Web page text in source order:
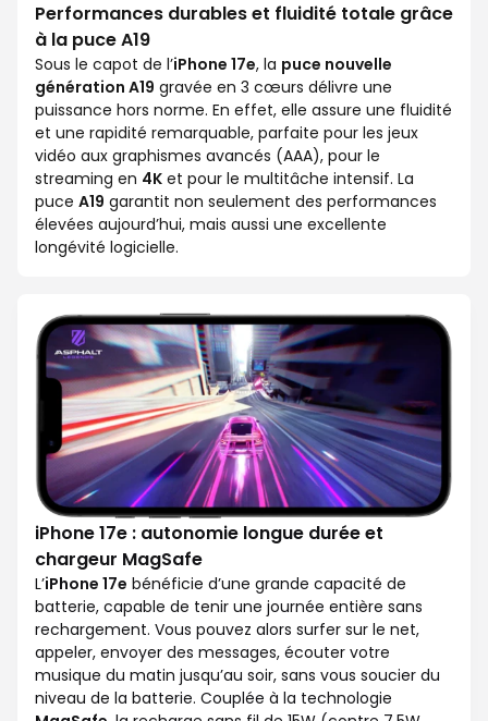
Performances durables et fluidité totale grâce
à la puce A19
Sous le capot de l’iPhone 17e, la puce nouvelle
génération A19 gravée en 3 cœurs délivre une
puissance hors norme. En effet, elle assure une fluidité
et une rapidité remarquable, parfaite pour les jeux
vidéo aux graphismes avancés (AAA), pour le
streaming en 4K et pour le multitâche intensif. La
puce A19 garantit non seulement des performances
élevées aujourd’hui, mais aussi une excellente
longévité logicielle.
iPhone 17e : autonomie longue durée et
chargeur MagSafe
L’iPhone 17e bénéficie d’une grande capacité de
batterie, capable de tenir une journée entière sans
rechargement. Vous pouvez alors surfer sur le net,
appeler, envoyer des messages, écouter votre
musique du matin jusqu’au soir, sans vous soucier du
niveau de la batterie. Couplée à la technologie